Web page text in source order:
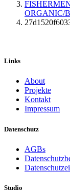
ORGANIC/
Links
About
Projekte
Kontakt
Impressum
Datenschutz
AGBs
Studio